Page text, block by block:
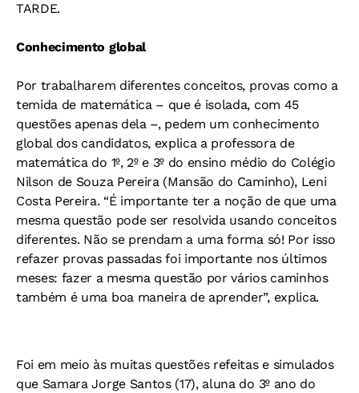
TARDE.
Conhecimento global
Por trabalharem diferentes conceitos, provas como a
temida de matemática – que é isolada, com 45
questões apenas dela –, pedem um conhecimento
global dos candidatos, explica a professora de
matemática do 1º, 2º e 3º do ensino médio do Colégio
Nilson de Souza Pereira (Mansão do Caminho), Leni
Costa Pereira. “É importante ter a noção de que uma
mesma questão pode ser resolvida usando conceitos
diferentes. Não se prendam a uma forma só! Por isso
refazer provas passadas foi importante nos últimos
meses: fazer a mesma questão por vários caminhos
também é uma boa maneira de aprender”, explica.
Foi em meio às muitas questões refeitas e simulados
que Samara Jorge Santos (17), aluna do 3º ano do